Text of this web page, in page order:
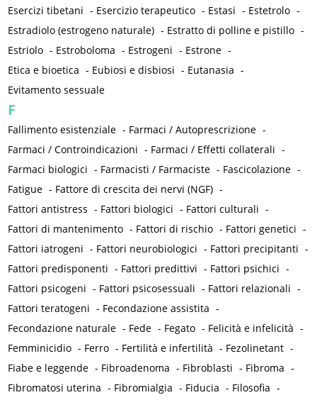
Esercizi tibetani - Esercizio terapeutico - Estasi - Estetrolo -
Estradiolo (estrogeno naturale) - Estratto di polline e pistillo -
Estriolo - Estroboloma - Estrogeni - Estrone -
Etica e bioetica - Eubiosi e disbiosi - Eutanasia -
Evitamento sessuale
F
Fallimento esistenziale - Farmaci / Autoprescrizione -
Farmaci / Controindicazioni - Farmaci / Effetti collaterali -
Farmaci biologici - Farmacisti / Farmaciste - Fascicolazione -
Fatigue - Fattore di crescita dei nervi (NGF) -
Fattori antistress - Fattori biologici - Fattori culturali -
Fattori di mantenimento - Fattori di rischio - Fattori genetici -
Fattori iatrogeni - Fattori neurobiologici - Fattori precipitanti -
Fattori predisponenti - Fattori predittivi - Fattori psichici -
Fattori psicogeni - Fattori psicosessuali - Fattori relazionali -
Fattori teratogeni - Fecondazione assistita -
Fecondazione naturale - Fede - Fegato - Felicità e infelicità -
Femminicidio - Ferro - Fertilità e infertilità - Fezolinetant -
Fiabe e leggende - Fibroadenoma - Fibroblasti - Fibroma -
Fibromatosi uterina - Fibromialgia - Fiducia - Filosofia -